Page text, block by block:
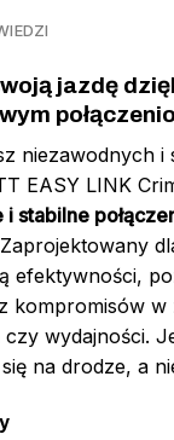
jazdę
niezawodnych i
EASY LINK
i stabilne
efektywności,
kompromisów w
wydajności.
na drodze, a